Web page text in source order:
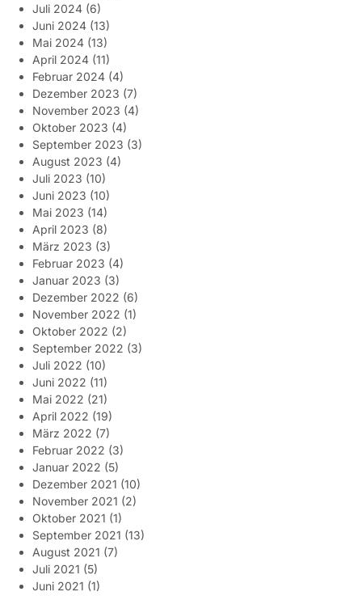
Juli 2024 (6)
Juni 2024 (13)
Mai 2024 (13)
April 2024 (11)
Februar 2024 (4)
Dezember 2023 (7)
November 2023 (4)
Oktober 2023 (4)
September 2023 (3)
August 2023 (4)
Juli 2023 (10)
Juni 2023 (10)
Mai 2023 (14)
April 2023 (8)
März 2023 (3)
Februar 2023 (4)
Januar 2023 (3)
Dezember 2022 (6)
November 2022 (1)
Oktober 2022 (2)
September 2022 (3)
Juli 2022 (10)
Juni 2022 (11)
Mai 2022 (21)
April 2022 (19)
März 2022 (7)
Februar 2022 (3)
Januar 2022 (5)
Dezember 2021 (10)
November 2021 (2)
Oktober 2021 (1)
September 2021 (13)
August 2021 (7)
Juli 2021 (5)
Juni 2021 (1)